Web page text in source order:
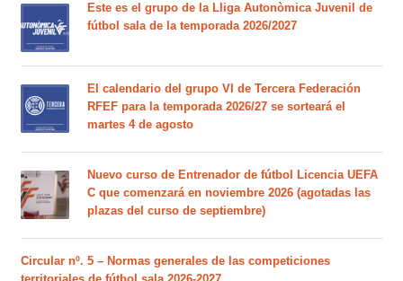
Este es el grupo de la Lliga Autonòmica Juvenil de
fútbol sala de la temporada 2026/2027
El calendario del grupo VI de Tercera Federación
RFEF para la temporada 2026/27 se sorteará el
martes 4 de agosto
Nuevo curso de Entrenador de fútbol Licencia UEFA
C que comenzará en noviembre 2026 (agotadas las
plazas del curso de septiembre)
Circular nº. 5 – Normas generales de las competiciones